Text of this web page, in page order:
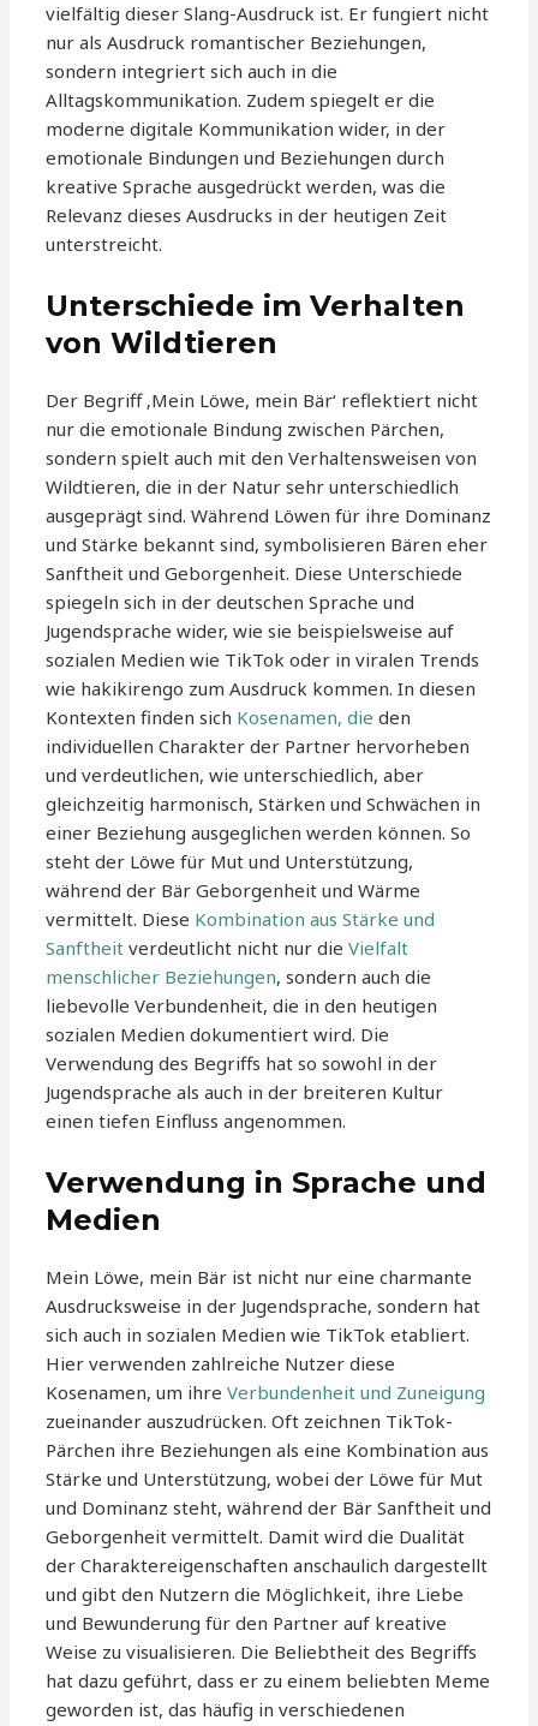
vielfältig dieser Slang-Ausdruck ist. Er fungiert nicht
nur als Ausdruck romantischer Beziehungen,
sondern integriert sich auch in die
Alltagskommunikation. Zudem spiegelt er die
moderne digitale Kommunikation wider, in der
emotionale Bindungen und Beziehungen durch
kreative Sprache ausgedrückt werden, was die
Relevanz dieses Ausdrucks in der heutigen Zeit
unterstreicht.
Unterschiede im Verhalten
von Wildtieren
Der Begriff ‚Mein Löwe, mein Bär‘ reflektiert nicht
nur die emotionale Bindung zwischen Pärchen,
sondern spielt auch mit den Verhaltensweisen von
Wildtieren, die in der Natur sehr unterschiedlich
ausgeprägt sind. Während Löwen für ihre Dominanz
und Stärke bekannt sind, symbolisieren Bären eher
Sanftheit und Geborgenheit. Diese Unterschiede
spiegeln sich in der deutschen Sprache und
Jugendsprache wider, wie sie beispielsweise auf
sozialen Medien wie TikTok oder in viralen Trends
wie hakikirengo zum Ausdruck kommen. In diesen
Kontexten finden sich Kosenamen, die den
individuellen Charakter der Partner hervorheben
und verdeutlichen, wie unterschiedlich, aber
gleichzeitig harmonisch, Stärken und Schwächen in
einer Beziehung ausgeglichen werden können. So
steht der Löwe für Mut und Unterstützung,
während der Bär Geborgenheit und Wärme
vermittelt. Diese Kombination aus Stärke und
Sanftheit verdeutlicht nicht nur dieVielfalt
menschlicher Beziehungen, sondern auch die
liebevolle Verbundenheit, die in den heutigen
sozialen Medien dokumentiert wird. Die
Verwendung des Begriffs hat so sowohl in der
Jugendsprache als auch in der breiteren Kultur
einen tiefen Einfluss angenommen.
Verwendung in Sprache und
Medien
Mein Löwe, mein Bär ist nicht nur eine charmante
Ausdrucksweise in der Jugendsprache, sondern hat
sich auch in sozialen Medien wie TikTok etabliert.
Hier verwenden zahlreiche Nutzer diese
Kosenamen, um ihreVerbundenheit und Zuneigung
zueinander auszudrücken. Oft zeichnen TikTok-
Pärchen ihre Beziehungen als eine Kombination aus
Stärke und Unterstützung, wobei der Löwe für Mut
und Dominanz steht, während der Bär Sanftheit und
Geborgenheit vermittelt. Damit wird die Dualität
der Charaktereigenschaften anschaulich dargestellt
und gibt den Nutzern die Möglichkeit, ihre Liebe
und Bewunderung für den Partner auf kreative
Weise zu visualisieren. Die Beliebtheit des Begriffs
hat dazu geführt, dass er zu einem beliebten Meme
geworden ist, das häufig in verschiedenen